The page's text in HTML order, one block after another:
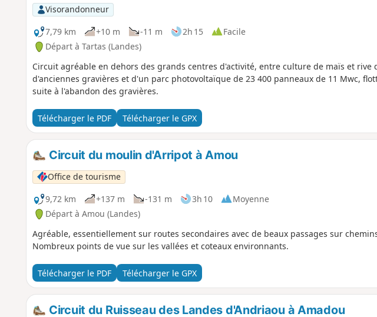
Visorandonneur
7,79 km
+10 m -11 m 2h 15
Facile
Départ à Tartas (Landes)
Circuit agréable en dehors des grands centres d'activité, entre culture de maïs et rive
d'anciennes gravières et d'un parc photovoltaïque de 23 400 panneaux de 11 Mwc,
suite à l'abandon des gravières.
Télécharger le PDF Télécharger le GPX
Circuit du moulin d'Arripot à Amou
Office de tourisme
9,72 km
+137 m -131 m 3h 10
Moyenne
Départ à Amou (Landes)
Agréable, essentiellement sur routes secondaires avec de beaux passages sur
Nombreux points de vue sur les vallées et coteaux environnants.
Télécharger le PDF Télécharger le GPX
Circuit du Ruisseau des Landes d'Andriaou à Amadou